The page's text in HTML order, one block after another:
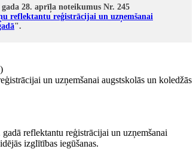
28. aprīļa noteikumus Nr. 245
reflektantu reģistrācijai un uzņemšanai
".
un uzņemšanai augstskolās un koledžās
reflektantu reģistrācijai un uzņemšanai
izglītības iegūšanas.